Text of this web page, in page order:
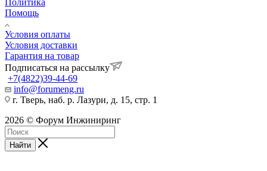
Помощь
Условия оплаты
Условия доставки
Гарантия на товар
Подписаться на рассылку
+7(4822)39-44-69
info@forumeng.ru
г. Тверь, наб. р. Лазури, д. 15, стр. 1
2026 © Форум Инжиниринг
Найти